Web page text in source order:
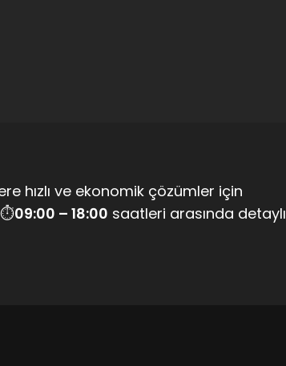
hızlı ve ekonomik çözümler için
⏱09:00 – 18:00 saatleri arasında detaylı